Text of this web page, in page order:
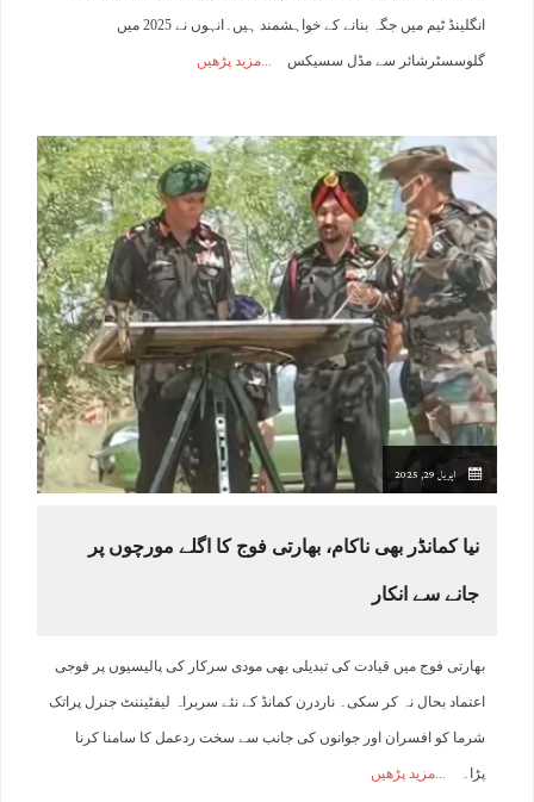
انگلینڈ ٹیم میں جگہ بنانے کے خواہشمند ہیں۔انہوں نے 2025 میں
گلوسسٹرشائر سے مڈل سسیکس مزید پڑھیں
اپریل 29, 2025
نیا کمانڈر بھی ناکام، بھارتی فوج کا اگلے مورچوں پر
جانے سے انکار
بھارتی فوج میں قیادت کی تبدیلی بھی مودی سرکار کی پالیسیوں پر فوجی
اعتماد بحال نہ کر سکی۔ ناردرن کمانڈ کے نئے سربراہ لیفٹیننٹ جنرل پراتک
شرما کو افسران اور جوانوں کی جانب سے سخت ردعمل کا سامنا کرنا
پڑا۔ مزید پڑھیں